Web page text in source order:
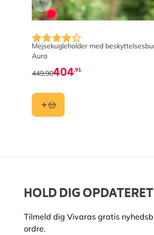
Mejsekugleholder med
Aura
404,91
449,90
HOLD DIG OPDATERET
Tilmeld dig Vivaras gratis
ordre.